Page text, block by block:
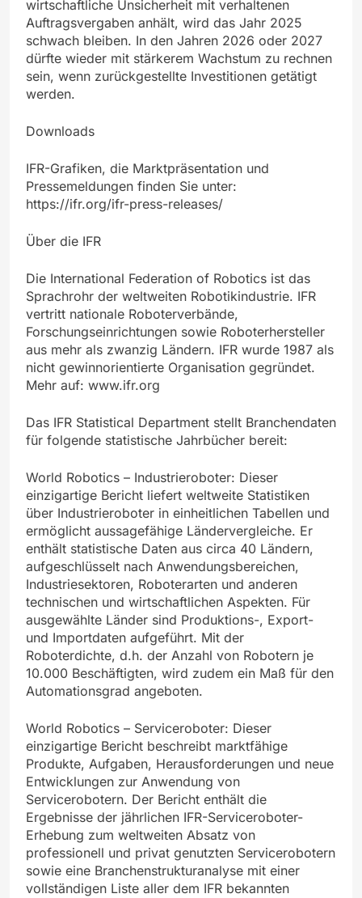
wirtschaftliche Unsicherheit mit verhaltenen
Auftragsvergaben anhält, wird das Jahr 2025
schwach bleiben. In den Jahren 2026 oder 2027
dürfte wieder mit stärkerem Wachstum zu rechnen
sein, wenn zurückgestellte Investitionen getätigt
werden.
Downloads
IFR-Grafiken, die Marktpräsentation und
Pressemeldungen finden Sie unter:
https://ifr.org/ifr-press-releases/
Über die IFR
Die International Federation of Robotics ist das
Sprachrohr der weltweiten Robotikindustrie. IFR
vertritt nationale Roboterverbände,
Forschungseinrichtungen sowie Roboterhersteller
aus mehr als zwanzig Ländern. IFR wurde 1987 als
nicht gewinnorientierte Organisation gegründet.
Mehr auf: www.ifr.org
Das IFR Statistical Department stellt Branchendaten
für folgende statistische Jahrbücher bereit:
World Robotics – Industrieroboter: Dieser
einzigartige Bericht liefert weltweite Statistiken
über Industrieroboter in einheitlichen Tabellen und
ermöglicht aussagefähige Ländervergleiche. Er
enthält statistische Daten aus circa 40 Ländern,
aufgeschlüsselt nach Anwendungsbereichen,
Industriesektoren, Roboterarten und anderen
technischen und wirtschaftlichen Aspekten. Für
ausgewählte Länder sind Produktions-, Export-
und Importdaten aufgeführt. Mit der
Roboterdichte, d.h. der Anzahl von Robotern je
10.000 Beschäftigten, wird zudem ein Maß für den
Automationsgrad angeboten.
World Robotics – Serviceroboter: Dieser
einzigartige Bericht beschreibt marktfähige
Produkte, Aufgaben, Herausforderungen und neue
Entwicklungen zur Anwendung von
Servicerobotern. Der Bericht enthält die
Ergebnisse der jährlichen IFR-Serviceroboter-
Erhebung zum weltweiten Absatz von
professionell und privat genutzten Servicerobotern
sowie eine Branchenstrukturanalyse mit einer
vollständigen Liste aller dem IFR bekannten